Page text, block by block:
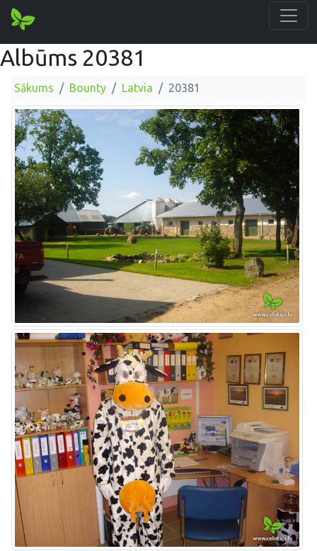
Albūms 20381
Sākums Bounty Latvia 20381